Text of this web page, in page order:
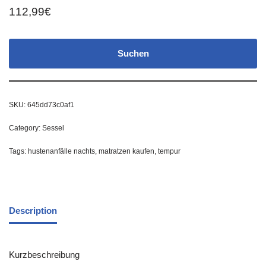
112,99€
Suchen
SKU: 645dd73c0af1
Category: Sessel
Tags: hustenanfälle nachts, matratzen kaufen, tempur
Description
Kurzbeschreibung